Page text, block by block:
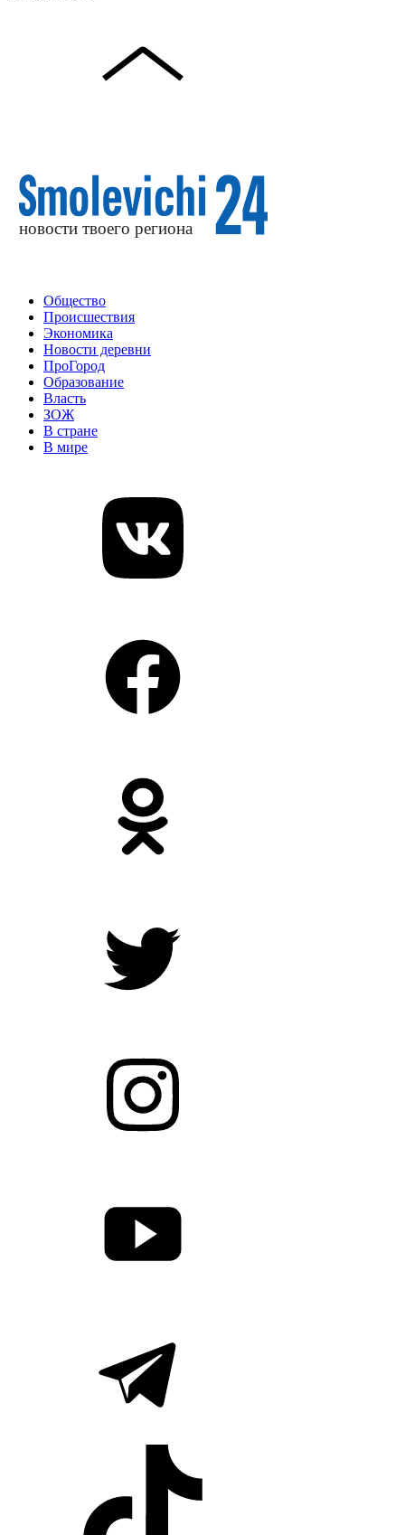
Общество
Происшествия
Экономика
Новости деревни
ПроГород
Образование
Власть
ЗОЖ
В стране
В мире